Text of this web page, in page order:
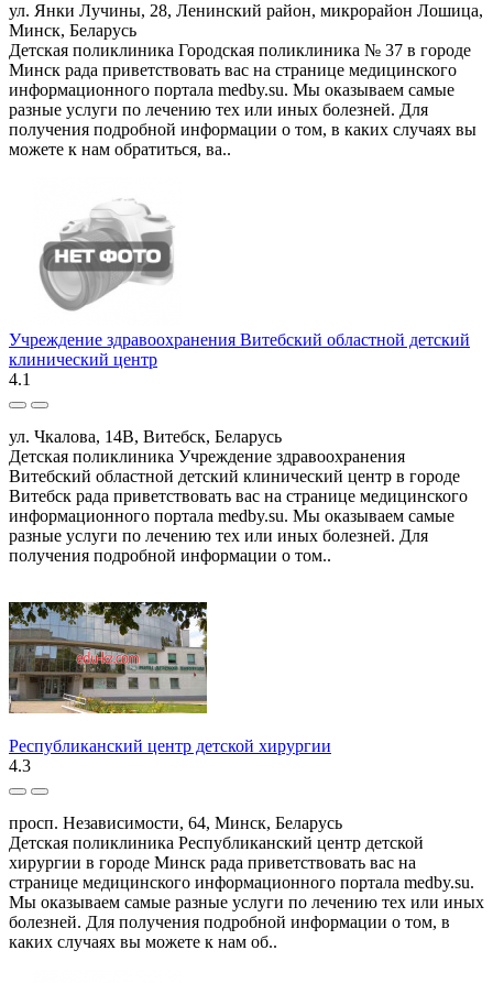
ул. Янки Лучины, 28, Ленинский район, микрорайон Лошица,
Минск, Беларусь
Детская поликлиника Городская поликлиника № 37 в городе
Минск рада приветствовать вас на странице медицинского
информационного портала medby.su. Мы оказываем самые
разные услуги по лечению тех или иных болезней. Для
получения подробной информации о том, в каких случаях вы
можете к нам обратиться, ва..
Учреждение здравоохранения Витебский областной детский
клинический центр
4.1
ул. Чкалова, 14В, Витебск, Беларусь
Детская поликлиника Учреждение здравоохранения
Витебский областной детский клинический центр в городе
Витебск рада приветствовать вас на странице медицинского
информационного портала medby.su. Мы оказываем самые
разные услуги по лечению тех или иных болезней. Для
получения подробной информации о том..
Республиканский центр детской хирургии
4.3
просп. Независимости, 64, Минск, Беларусь
Детская поликлиника Республиканский центр детской
хирургии в городе Минск рада приветствовать вас на
странице медицинского информационного портала medby.su.
Мы оказываем самые разные услуги по лечению тех или иных
болезней. Для получения подробной информации о том, в
каких случаях вы можете к нам об..